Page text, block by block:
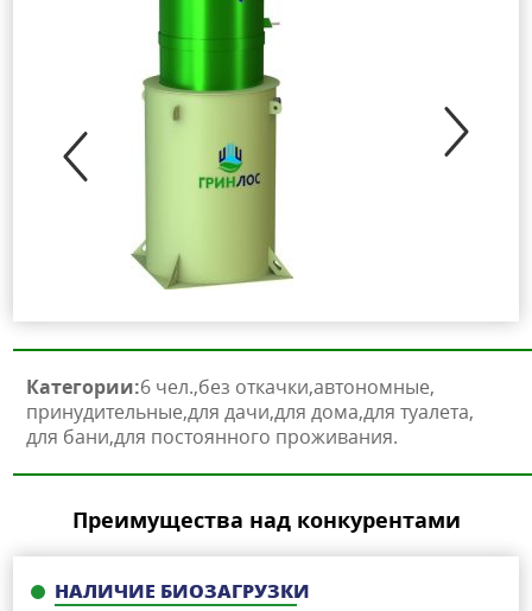
Категории:6 чел. без откачки автономные
принудительные для дачи для дома для туалета
для бани для постоянного проживания
Преимущества над конкурентами
НАЛИЧИЕ БИОЗАГРУЗКИ